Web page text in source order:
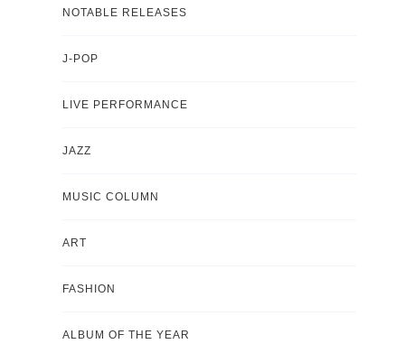
NOTABLE RELEASES
J-POP
LIVE PERFORMANCE
JAZZ
MUSIC COLUMN
ART
FASHION
ALBUM OF THE YEAR